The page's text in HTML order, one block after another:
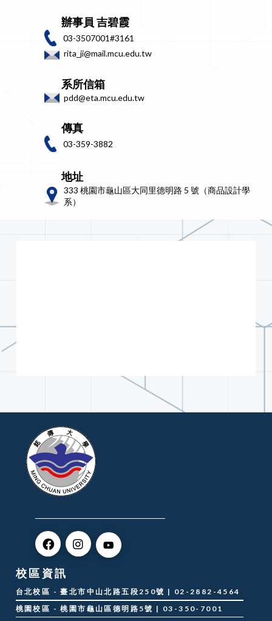
辦事員 吉碧霞
03-3507001#3161
rita_ji@mail.mcu.edu.tw
系所信箱
pdd@eta.mcu.edu.tw
傳真
03-359-3882
地址
333 桃園市龜山區大同里德明路 5 號（商品設計學
系）
校區資訊
台北校區 - 臺北市中山北路五段250號 | 02-2882-4564
桃園校區 - 桃園市龜山區德明路5號 | 03-350-7001